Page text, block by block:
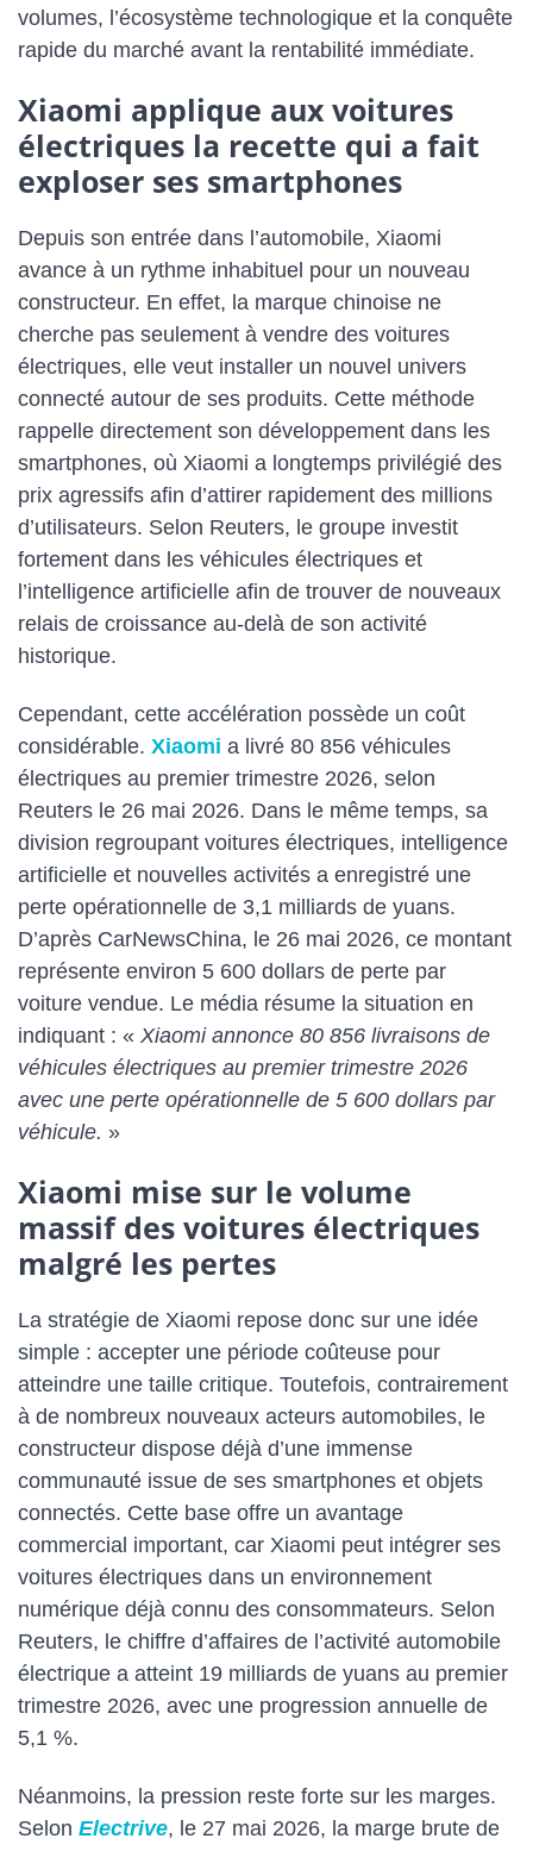
volumes, l’écosystème technologique et la conquête
rapide du marché avant la rentabilité immédiate.
Xiaomi applique aux voitures
électriques la recette qui a fait
exploser ses smartphones
Depuis son entrée dans l’automobile, Xiaomi
avance à un rythme inhabituel pour un nouveau
constructeur. En effet, la marque chinoise ne
cherche pas seulement à vendre des voitures
électriques, elle veut installer un nouvel univers
connecté autour de ses produits. Cette méthode
rappelle directement son développement dans les
smartphones, où Xiaomi a longtemps privilégié des
prix agressifs afin d’attirer rapidement des millions
d’utilisateurs. Selon Reuters, le groupe investit
fortement dans les véhicules électriques et
l’intelligence artificielle afin de trouver de nouveaux
relais de croissance au-delà de son activité
historique.
Cependant, cette accélération possède un coût
considérable. Xiaomi a livré 80 856 véhicules
électriques au premier trimestre 2026, selon
Reuters le 26 mai 2026. Dans le même temps, sa
division regroupant voitures électriques, intelligence
artificielle et nouvelles activités a enregistré une
perte opérationnelle de 3,1 milliards de yuans.
D’après CarNewsChina, le 26 mai 2026, ce montant
représente environ 5 600 dollars de perte par
voiture vendue. Le média résume la situation en
indiquant : « Xiaomi annonce 80 856 livraisons de
véhicules électriques au premier trimestre 2026
avec une perte opérationnelle de 5 600 dollars par
véhicule. »
Xiaomi mise sur le volume
massif des voitures électriques
malgré les pertes
La stratégie de Xiaomi repose donc sur une idée
simple : accepter une période coûteuse pour
atteindre une taille critique. Toutefois, contrairement
à de nombreux nouveaux acteurs automobiles, le
constructeur dispose déjà d’une immense
communauté issue de ses smartphones et objets
connectés. Cette base offre un avantage
commercial important, car Xiaomi peut intégrer ses
voitures électriques dans un environnement
numérique déjà connu des consommateurs. Selon
Reuters, le chiffre d’affaires de l’activité automobile
électrique a atteint 19 milliards de yuans au premier
trimestre 2026, avec une progression annuelle de
5,1 %.
Néanmoins, la pression reste forte sur les marges.
Selon Electrive, le 27 mai 2026, la marge brute de